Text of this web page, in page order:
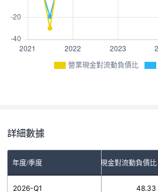
營業現金對流動負債比
詳細數據
年度/季度 營業現金對流動負債比
2026-Q1 48.33